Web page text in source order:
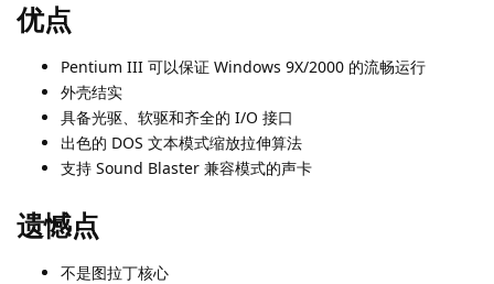
优点
Pentium III 可以保证 Windows 9X/2000 的流畅运行
外壳结实
具备光驱、软驱和齐全的 I/O 接口
出色的 DOS 文本模式缩放拉伸算法
支持 Sound Blaster 兼容模式的声卡
遗憾点
不是图拉丁核心